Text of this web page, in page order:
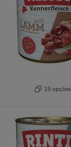
15 opções